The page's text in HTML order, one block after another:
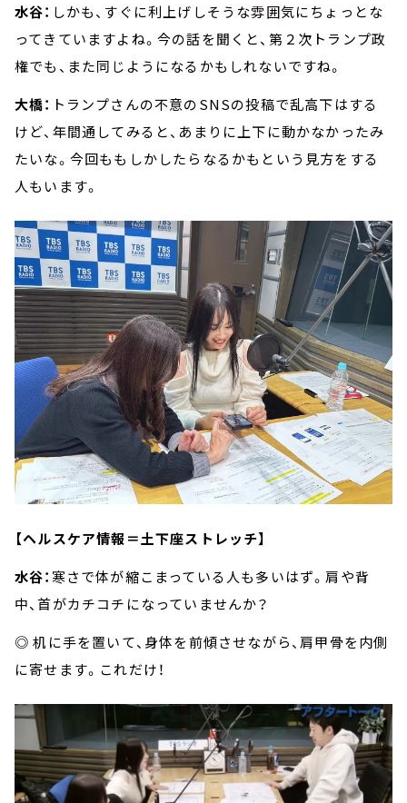
水谷： しかも、すぐに利上げしそうな雰囲気にちょっとな
ってきていますよね。今の話を聞くと、第２次トランプ政
権でも、また同じようになるかもしれないですね。
大橋： トランプさんの不意のSNSの投稿で乱高下はする
けど、年間通してみると、あまりに上下に動かなかったみ
たいな。今回ももしかしたらなるかもという見方をする
人もいます。
【ヘルスケア情報＝土下座ストレッチ】
水谷： 寒さで体が縮こまっている人も多いはず。肩や背
中、首がカチコチになっていませんか？
◎ 机に手を置いて、身体を前傾させながら、肩甲骨を内側
に寄せます。これだけ！